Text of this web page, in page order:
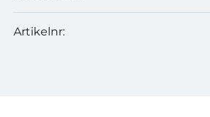
Artikelnr: